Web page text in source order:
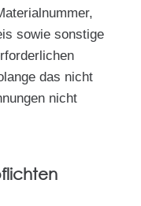
sowie sonstige
das nicht
nicht